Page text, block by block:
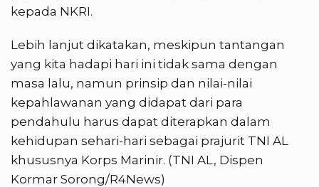
kepada NKRI.
Lebih lanjut dikatakan, meskipun tantangan
yang kita hadapi hari ini tidak sama dengan
masa lalu, namun prinsip dan nilai-nilai
kepahlawanan yang didapat dari para
pendahulu harus dapat diterapkan dalam
kehidupan sehari-hari sebagai prajurit TNI AL
khususnya Korps Marinir. (TNI AL, Dispen
Kormar Sorong/R4News)